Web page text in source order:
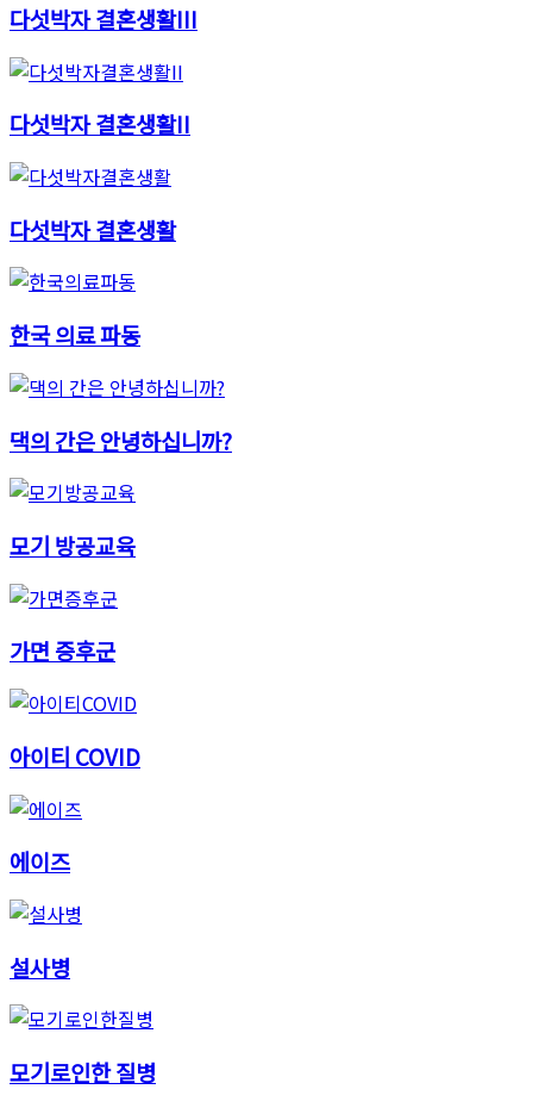
다섯박자 결혼생활III
다섯박자 결혼생활II
다섯박자 결혼생활
한국 의료 파동
댁의 간은 안녕하십니까?
모기 방공교육
가면 증후군
아이티 COVID
에이즈
설사병
모기로인한 질병